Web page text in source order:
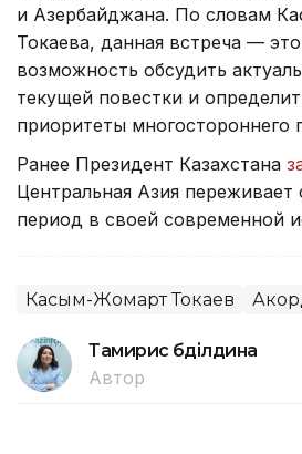
и Азербайджана. По словам
Токаева, данная встреча —
возможность обсудить
текущей повестки и
приоритеты многостороннего
Ранее Президент Казахстана
Центральная Азия
период в своей современной
Касым-Жомарт Токаев
Тамирис Әбділдина
Автор